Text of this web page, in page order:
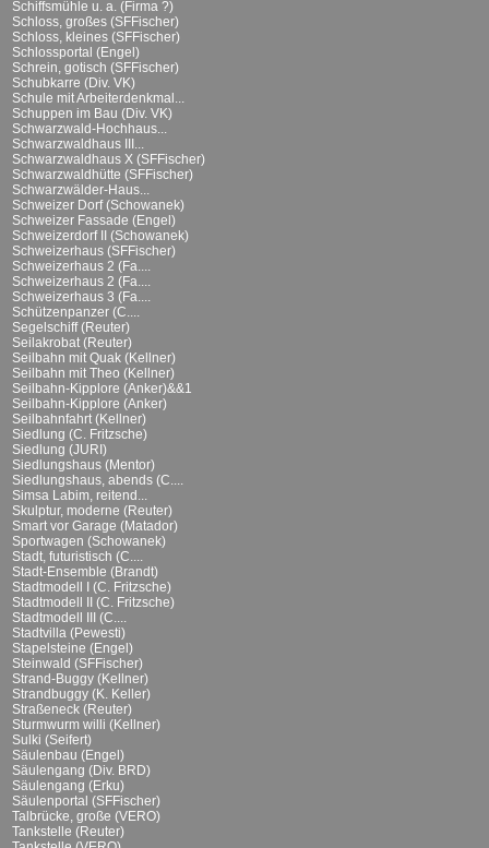
Schiffsmühle u. a. (Firma ?)
Schloss, großes (SFFischer)
Schloss, kleines (SFFischer)
Schlossportal (Engel)
Schrein, gotisch (SFFischer)
Schubkarre (Div. VK)
Schule mit Arbeiterdenkmal...
Schuppen im Bau (Div. VK)
Schwarzwald-Hochhaus...
Schwarzwaldhaus III...
Schwarzwaldhaus X (SFFischer)
Schwarzwaldhütte (SFFischer)
Schwarzwälder-Haus...
Schweizer Dorf (Schowanek)
Schweizer Fassade (Engel)
Schweizerdorf II (Schowanek)
Schweizerhaus (SFFischer)
Schweizerhaus 2 (Fa....
Schweizerhaus 2 (Fa....
Schweizerhaus 3 (Fa....
Schützenpanzer (C....
Segelschiff (Reuter)
Seilakrobat (Reuter)
Seilbahn mit Quak (Kellner)
Seilbahn mit Theo (Kellner)
Seilbahn-Kipplore (Anker)&&1
Seilbahn-Kipplore (Anker)
Seilbahnfahrt (Kellner)
Siedlung (C. Fritzsche)
Siedlung (JURI)
Siedlungshaus (Mentor)
Siedlungshaus, abends (C....
Simsa Labim, reitend...
Skulptur, moderne (Reuter)
Smart vor Garage (Matador)
Sportwagen (Schowanek)
Stadt, futuristisch (C....
Stadt-Ensemble (Brandt)
Stadtmodell I (C. Fritzsche)
Stadtmodell II (C. Fritzsche)
Stadtmodell III (C....
Stadtvilla (Pewesti)
Stapelsteine (Engel)
Steinwald (SFFischer)
Strand-Buggy (Kellner)
Strandbuggy (K. Keller)
Straßeneck (Reuter)
Sturmwurm willi (Kellner)
Sulki (Seifert)
Säulenbau (Engel)
Säulengang (Div. BRD)
Säulengang (Erku)
Säulenportal (SFFischer)
Talbrücke, große (VERO)
Tankstelle (Reuter)